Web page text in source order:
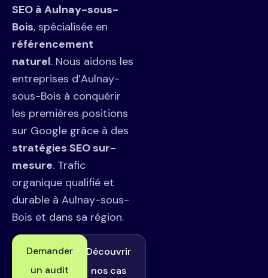
SEO à Aulnay-sous-
Bois, spécialisée en
référencement
naturel. Nous aidons les
entreprises d’Aulnay-
sous-Bois à conquérir
les premières positions
sur Google grâce à des
stratégies SEO sur-
mesure. Trafic
organique qualifié et
durable à Aulnay-sous-
Bois et dans sa région.
Demander
un audit
Découvrir
nos cas